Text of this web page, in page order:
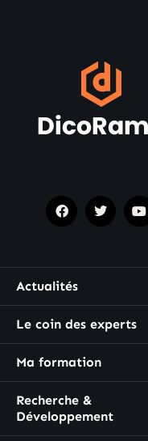
Actualités
Le coin des experts
Ma formation
Recherche &
Développement